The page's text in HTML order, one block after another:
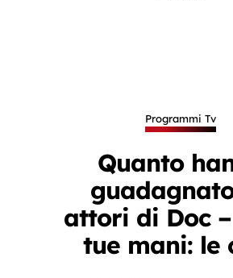
Programmi Tv
Quanto
attori di Doc
tue mani: le